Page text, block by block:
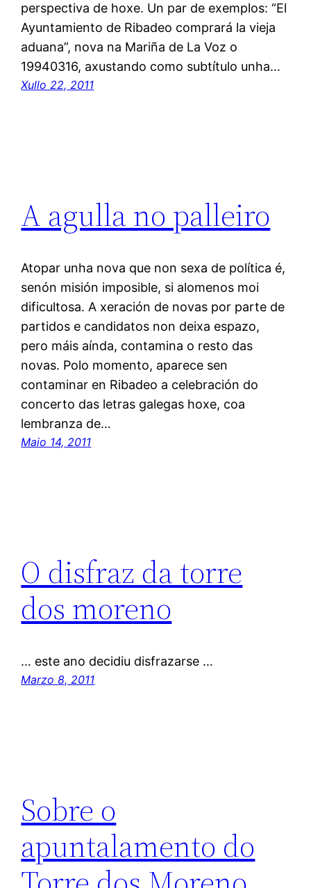
perspectiva de hoxe. Un par de exemplos: “El
Ayuntamiento de Ribadeo comprará la vieja
aduana”, nova na Mariña de La Voz o
19940316, axustando como subtítulo unha…
Xullo 22, 2011
A agulla no palleiro
Atopar unha nova que non sexa de política é,
senón misión imposible, si alomenos moi
dificultosa. A xeración de novas por parte de
partidos e candidatos non deixa espazo,
pero máis aínda, contamina o resto das
novas. Polo momento, aparece sen
contaminar en Ribadeo a celebración do
concerto das letras galegas hoxe, coa
lembranza de…
Maio 14, 2011
O disfraz da torre
dos moreno
… este ano decidiu disfrazarse …
Marzo 8, 2011
Sobre o
apuntalamento do